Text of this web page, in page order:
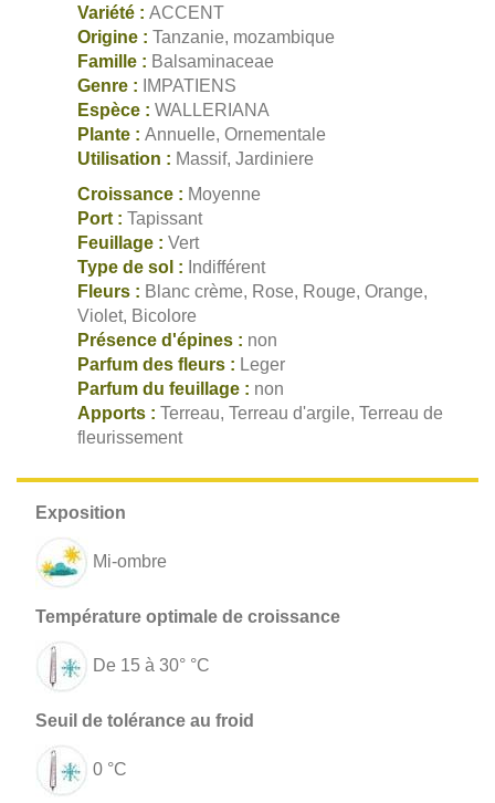
Variété : ACCENT
Origine : Tanzanie, mozambique
Famille : Balsaminaceae
Genre :
IMPATIENS
Espèce : WALLERIANA
Plante : Annuelle, Ornementale
Utilisation : Massif, Jardiniere
Croissance : Moyenne
Port : Tapissant
Feuillage : Vert
Type de sol : Indifférent
Fleurs : Blanc crème, Rose, Rouge, Orange,
Violet, Bicolore
Présence d'épines : non
Parfum des fleurs : Leger
Parfum du feuillage : non
Apports : Terreau, Terreau d'argile, Terreau de
fleurissement
Mi-ombre
De 15 à 30° °C
0 °C